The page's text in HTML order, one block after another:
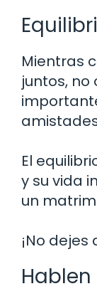
Mientras
juntos, no
El
y su vida
un
¡No